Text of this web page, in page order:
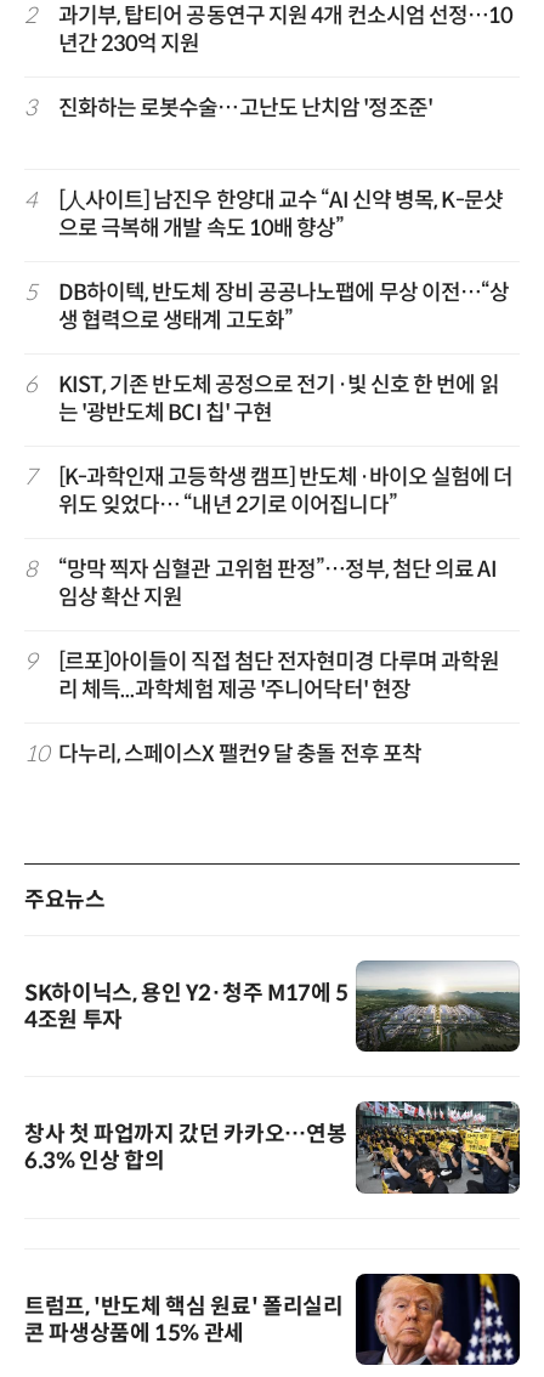
2
과기부, 탑티어 공동연구 지원 4개 컨소시엄 선정…10
년간 230억 지원
3 진화하는 로봇수술…고난도 난치암 '정조준'
4
[人사이트] 남진우 한양대 교수 “AI 신약 병목, K-문샷
으로 극복해 개발 속도 10배 향상”
5
DB하이텍, 반도체 장비 공공나노팹에 무상 이전…“상
생 협력으로 생태계 고도화”
6
KIST, 기존 반도체 공정으로 전기·빛 신호 한 번에 읽
는 '광반도체 BCI 칩' 구현
7
[K-과학인재 고등학생 캠프] 반도체·바이오 실험에 더
위도 잊었다… “내년 2기로 이어집니다”
8
“망막 찍자 심혈관 고위험 판정”…정부, 첨단 의료 AI
임상 확산 지원
9
[르포]아이들이 직접 첨단 전자현미경 다루며 과학원
리 체득...과학체험 제공 '주니어닥터' 현장
10 다누리, 스페이스X 팰컨9 달 충돌 전후 포착
주요뉴스
SK하이닉스, 용인 Y2·청주 M17에 5
4조원 투자
창사 첫 파업까지 갔던 카카오…연봉
6.3% 인상 합의
트럼프, '반도체 핵심 원료' 폴리실리
콘 파생상품에 15% 관세